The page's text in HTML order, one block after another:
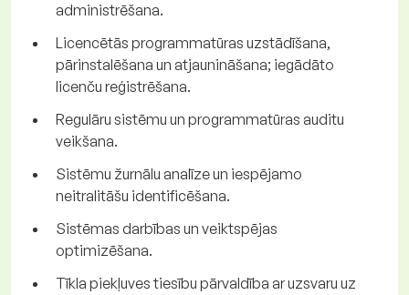
administrēšana.
Licencētās programmatūras uzstādīšana,
pārinstalēšana un atjaunināšana; iegādāto
licenču reģistrēšana.
Regulāru sistēmu un programmatūras auditu
veikšana.
Sistēmu žurnālu analīze un iespējamo
neitralitāšu identificēšana.
Sistēmas darbības un veiktspējas
optimizēšana.
Tīkla piekļuves tiesību pārvaldība ar uzsvaru uz